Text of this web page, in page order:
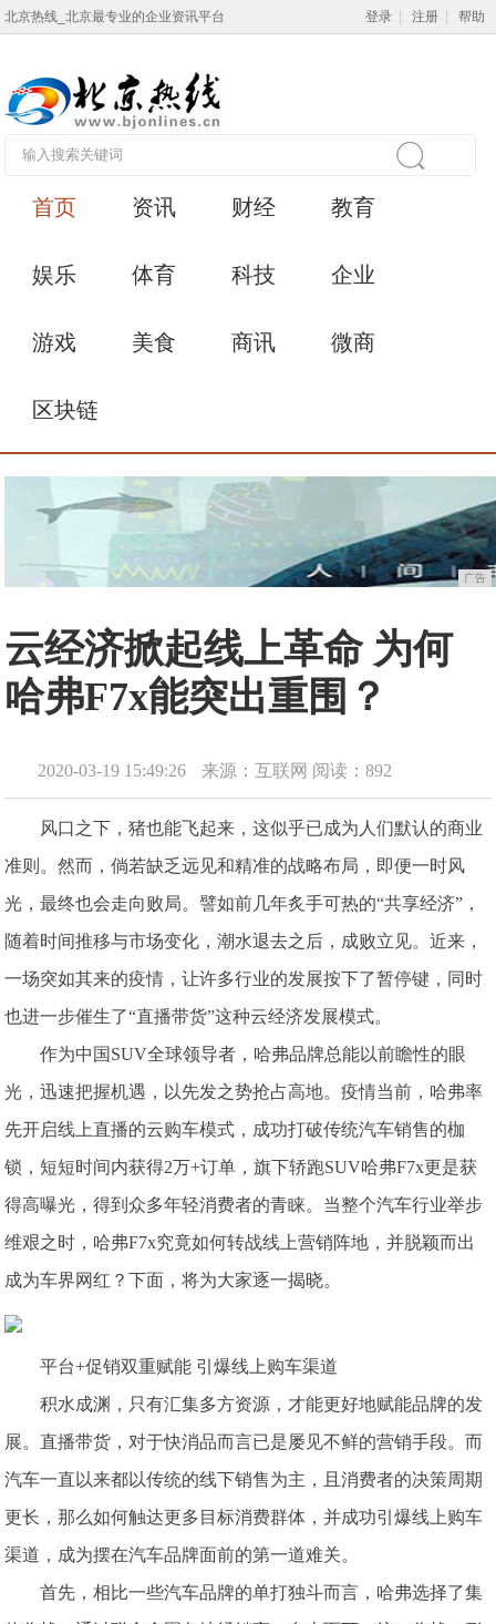
北京热线_北京最专业的企业资讯平台 登录 注册 帮助
首页 资讯 财经 教育
娱乐 体育 科技 企业
游戏 美食 商讯 微商
区块链
广告
云经济掀起线上革命 为何
哈弗F7x能突出重围？
2020-03-19 15:49:26 来源：互联网 阅读：892
风口之下，猪也能飞起来，这似乎已成为人们默认的商业
准则。然而，倘若缺乏远见和精准的战略布局，即便一时风
光，最终也会走向败局。譬如前几年炙手可热的“共享经济”，
随着时间推移与市场变化，潮水退去之后，成败立见。近来，
一场突如其来的疫情，让许多行业的发展按下了暂停键，同时
也进一步催生了“直播带货”这种云经济发展模式。
作为中国SUV全球领导者，哈弗品牌总能以前瞻性的眼
光，迅速把握机遇，以先发之势抢占高地。疫情当前，哈弗率
先开启线上直播的云购车模式，成功打破传统汽车销售的枷
锁，短短时间内获得2万+订单，旗下轿跑SUV哈弗F7x更是获
得高曝光，得到众多年轻消费者的青睐。当整个汽车行业举步
维艰之时，哈弗F7x究竟如何转战线上营销阵地，并脱颖而出
成为车界网红？下面，将为大家逐一揭晓。
平台+促销双重赋能 引爆线上购车渠道
积水成渊，只有汇集多方资源，才能更好地赋能品牌的发
展。直播带货，对于快消品而言已是屡见不鲜的营销手段。而
汽车一直以来都以传统的线下销售为主，且消费者的决策周期
更长，那么如何触达更多目标消费群体，并成功引爆线上购车
渠道，成为摆在汽车品牌面前的第一道难关。
首先，相比一些汽车品牌的单打独斗而言，哈弗选择了集